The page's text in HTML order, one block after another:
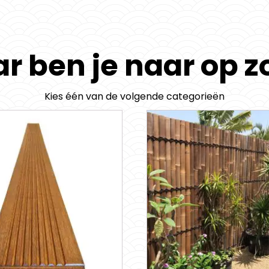
ben je naar op
Kies één van de volgende categorieën